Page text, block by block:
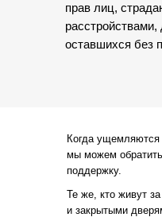
прав лиц,
расстройствами,
оставшихся без
Когда
мы можем
поддержку.
Те же, кто живут
и закрытыми